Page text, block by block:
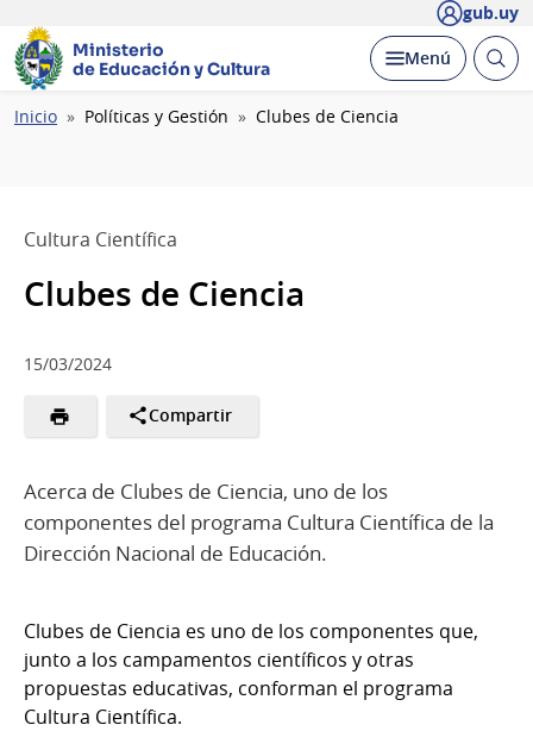
gub.uy
Ministerio
de Educación y Cultura
Desplegar
Menú Abrir
Ruta
Inicio Políticas y Gestión Clubes de Ciencia
Cultura Científica
Clubes de Ciencia
15/03/2024
Compartir
Acerca de Clubes de Ciencia, uno de los
componentes del programa Cultura Científica de la
Dirección Nacional de Educación.
Clubes de Ciencia es uno de los componentes que,
junto a los campamentos científicos y otras
propuestas educativas, conforman el programa
Cultura Científica.